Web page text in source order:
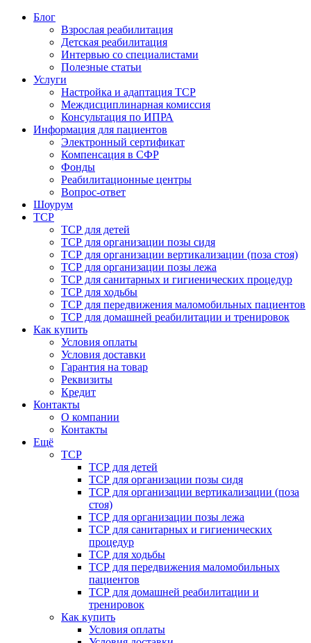
Блог
Взрослая реабилитация
Детская реабилитация
Интервью со специалистами
Полезные статьи
Услуги
Настройка и адаптация ТСР
Междисциплинарная комиссия
Консультация по ИПРА
Информация для пациентов
Электронный сертификат
Компенсация в СФР
Фонды
Реабилитационные центры
Вопрос-ответ
Шоурум
ТСР
ТСР для детей
ТСР для организации позы сидя
ТСР для организации вертикализации (поза стоя)
ТСР для организации позы лежа
ТСР для санитарных и гигиенических процедур
ТСР для ходьбы
ТСР для передвижения маломобильных пациентов
ТСР для домашней реабилитации и тренировок
Как купить
Условия оплаты
Условия доставки
Гарантия на товар
Реквизиты
Кредит
Контакты
О компании
Контакты
Ещё
ТСР
ТСР для детей
ТСР для организации позы сидя
ТСР для организации вертикализации (поза
стоя)
ТСР для организации позы лежа
ТСР для санитарных и гигиенических
процедур
ТСР для ходьбы
ТСР для передвижения маломобильных
пациентов
ТСР для домашней реабилитации и
тренировок
Как купить
Условия оплаты